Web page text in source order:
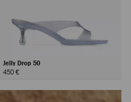
Jelly Drop 50
450 €